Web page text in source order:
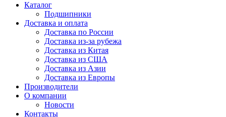
Каталог
Подшипники
Доставка и оплата
Доставка по России
Доставка из-за рубежа
Доставка из Китая
Доставка из США
Доставка из Азии
Доставка из Европы
Производители
О компании
Новости
Контакты